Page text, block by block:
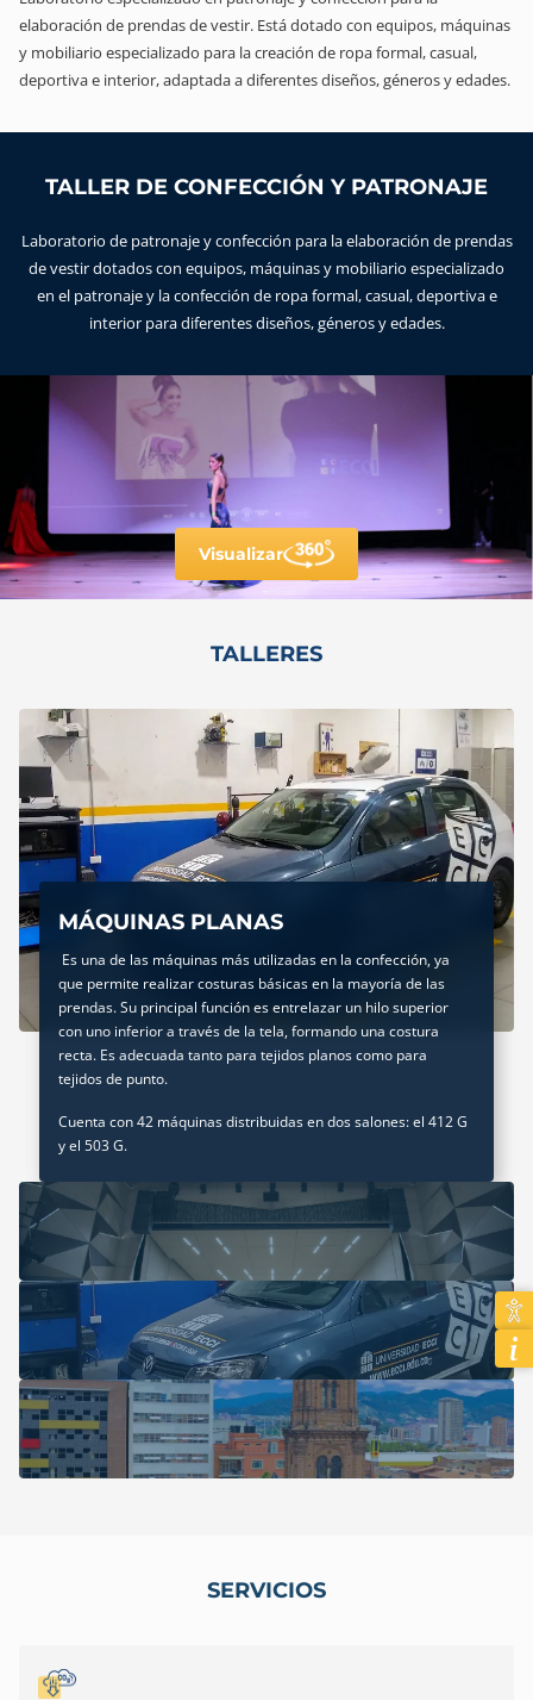
elaboración de prendas de vestir. Está dotado con equipos, máquinas
y mobiliario especializado para la creación de ropa formal, casual,
deportiva e interior, adaptada a diferentes diseños, géneros y edades.
TALLER DE CONFECCIÓN Y PATRONAJE
Laboratorio de patronaje y confección para la elaboración de prendas
de vestir dotados con equipos, máquinas y mobiliario especializado
en el patronaje y la confección de ropa formal, casual, deportiva e
interior para diferentes diseños, géneros y edades.
Visualizar
TALLERES
MÁQUINAS PLANAS
Es una de las máquinas más utilizadas en la confección, ya
que permite realizar costuras básicas en la mayoría de las
prendas. Su principal función es entrelazar un hilo superior
con uno inferior a través de la tela, formando una costura
recta. Es adecuada tanto para tejidos planos como para
tejidos de punto.
Cuenta con 42 máquinas distribuidas en dos salones: el 412 G
y el 503 G.
SERVICIOS